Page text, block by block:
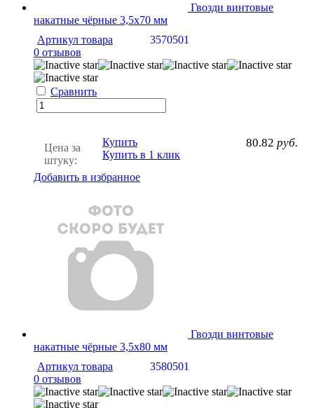
Гвозди винтовые
накатные чёрные 3,5х70 мм
Артикул товара
3570501
0 отзывов
Сравнить
Цена за
штуку:
80.82 руб.
Купить
Купить в 1 клик
Добавить в избранное
Гвозди винтовые
накатные чёрные 3,5х80 мм
Артикул товара
3580501
0 отзывов